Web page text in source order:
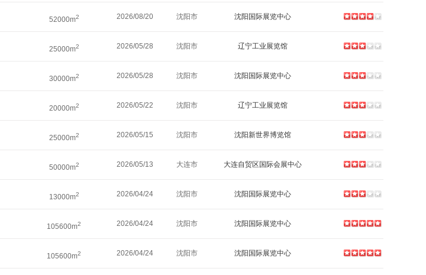
52000m2 2026/08/20 沈阳市 沈阳国际展览中心
25000m2 2026/05/28 沈阳市 辽宁工业展览馆
30000m2 2026/05/28 沈阳市 沈阳国际展览中心
20000m2 2026/05/22 沈阳市 辽宁工业展览馆
25000m2 2026/05/15 沈阳市 沈阳新世界博览馆
50000m2 2026/05/13 大连市 大连自贸区国际会展中心
13000m2 2026/04/24 沈阳市 沈阳国际展览中心
105600m2 2026/04/24 沈阳市 沈阳国际展览中心
105600m2 2026/04/24 沈阳市 沈阳国际展览中心